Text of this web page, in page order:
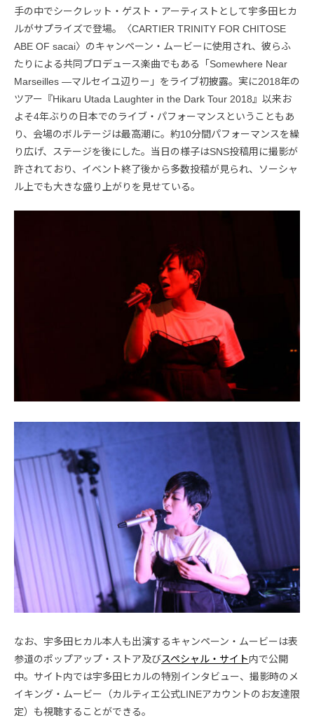
手の中でシークレット・ゲスト・アーティストとして宇多田ヒカ
ルがサプライズで登場。〈CARTIER TRINITY FOR CHITOSE
ABE OF sacai〉のキャンペーン・ムービーに使用され、彼らふ
たりによる共同プロデュース楽曲でもある「Somewhere Near
Marseilles ―マルセイユ辺りー」をライブ初披露。実に2018年の
ツアー『Hikaru Utada Laughter in the Dark Tour 2018』以来お
よそ4年ぶりの日本でのライブ・パフォーマンスということもあ
り、会場のボルテージは最高潮に。約10分間パフォーマンスを繰
り広げ、ステージを後にした。当日の様子はSNS投稿用に撮影が
許されており、イベント終了後から多数投稿が見られ、ソーシャ
ル上でも大きな盛り上がりを見せている。
なお、宇多田ヒカル本人も出演するキャンペーン・ムービーは表
参道のポップアップ・ストア及びスペシャル・サイト内で公開
中。サイト内では宇多田ヒカルの特別インタビュー、撮影時のメ
イキング・ムービー（カルティエ公式LINEアカウントのお友達限
定）も視聴することができる。